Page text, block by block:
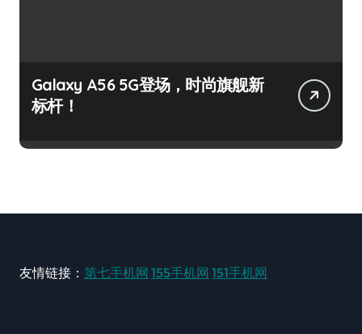
Galaxy A56 5G登场，时尚旗舰新
标杆！
友情链接： 第七手机网 155手机网 151手机网